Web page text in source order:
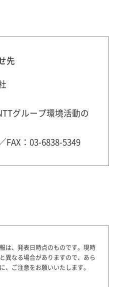
先
グループ環境活動の
FAX：03-6838-5349
は、発表日時点のものです。 現時
異なる場合がありますので、あら
、ご注意をお願いいたします。